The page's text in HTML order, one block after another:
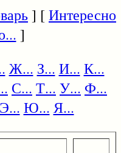
] [Интересно
]
Ж... З... И... К...
С... Т... У... Ф...
Э... Ю... Я...